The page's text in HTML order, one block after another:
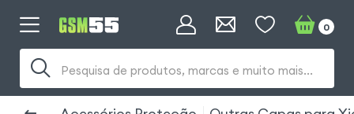
Pesquisa de produtos, marcas e muito mais...
0